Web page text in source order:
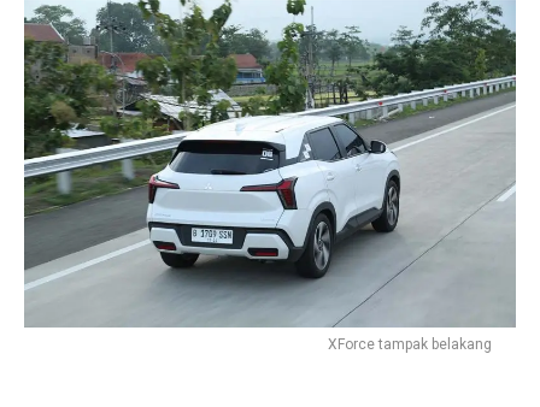
XForce tampak belakang